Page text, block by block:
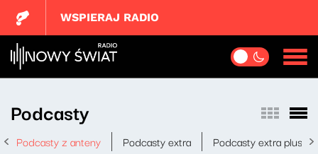
WSPIERAJ RADIO
Podcasty
Podcasty z anteny Podcasty extra Podcasty extra plus